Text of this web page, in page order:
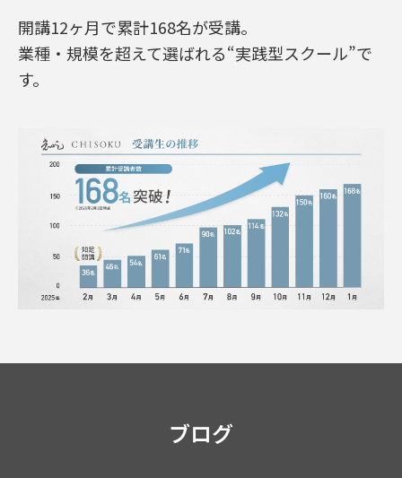
開講12ヶ月で累計168名が受講。
業種・規模を超えて選ばれる“実践型スクール”で
す。
ブログ